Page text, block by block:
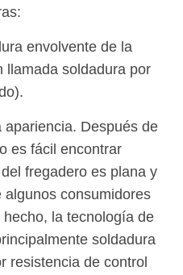
envolvente de la
llamada soldadura por
Después de
es fácil encontrar
fregadero es plana y
consumidores
la tecnología de
soldadura
resistencia de control